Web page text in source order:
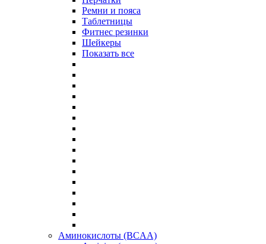
Ремни и пояса
Таблетницы
Фитнес резинки
Шейкеры
Показать все
Аминокислоты (BCAA)